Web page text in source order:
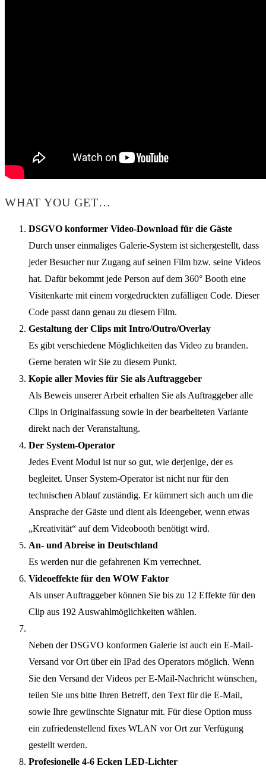
WHAT YOU GET…
DSGVO konformer Video-Download für die Gäste
Durch unser einmaliges Galerie-System ist sichergestellt, dass
jeder Besucher nur Zugang auf seinen Film bzw. seine Videos
hat. Dafür bekommt jede Person auf dem 360° Booth eine
Visitenkarte mit einem vorgedruckten zufälligen Code. Dieser
Code passt dann genau zu diesem Film.
Gestaltung der Clips mit Intro/Outro/Overlay
Es gibt verschiedene Möglichkeiten das Video zu branden.
Gerne beraten wir Sie zu diesem Punkt.
Kopie aller Movies für Sie als Auftraggeber
Als Beweis unserer Arbeit erhalten Sie als Auftraggeber alle
Clips in Originalfassung sowie in der bearbeiteten Variante
direkt nach der Veranstaltung.
Der System-Operator
Jedes Event Modul ist nur so gut, wie derjenige, der es
begleitet. Unser System-Operator ist nicht nur für den
technischen Ablauf zuständig. Er kümmert sich auch um die
Ansprache der Gäste und dient als Ideengeber, wenn etwas
„Kreativität“ auf dem Videobooth benötigt wird.
An- und Abreise in Deutschland
Es werden nur die gefahrenen Km verrechnet.
Videoeffekte für den WOW Faktor
Als unser Auftraggeber können Sie bis zu 12 Effekte für den
Clip aus 192 Auswahlmöglichkeiten wählen.
Neben der DSGVO konformen Galerie ist auch ein E-Mail-
Versand vor Ort über ein IPad des Operators möglich. Wenn
Sie den Versand der Videos per E-Mail-Nachricht wünschen,
teilen Sie uns bitte Ihren Betreff, den Text für die E-Mail,
sowie Ihre gewünschte Signatur mit. Für diese Option muss
ein zufriedenstellend fixes WLAN vor Ort zur Verfügung
gestellt werden.
Profesionelle 4-6 Ecken LED-Lichter